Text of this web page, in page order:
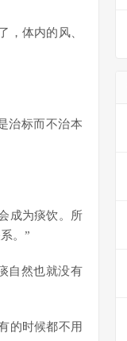
，体内的风、
治标而不治本
成为痰饮。所
。”
自然也就没有
的时候都不用